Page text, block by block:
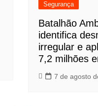
Segurança
Batalhão
identifica
irregular e
7,2 milhões
7 de agosto